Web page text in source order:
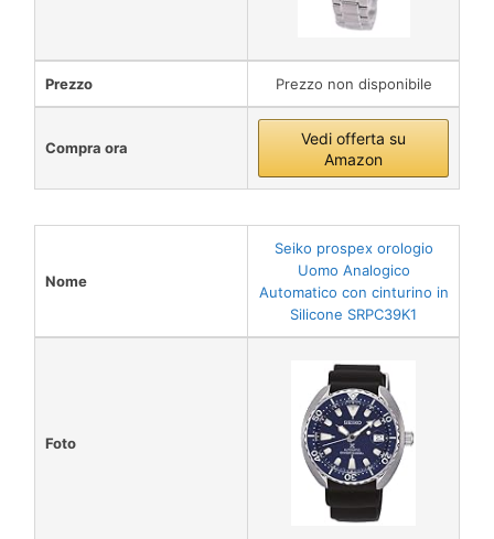
Prezzo Prezzo non disponibile
Compra ora
Vedi offerta su
Amazon
Nome
Seiko prospex orologio
Uomo Analogico
Automatico con cinturino in
Silicone SRPC39K1
Foto